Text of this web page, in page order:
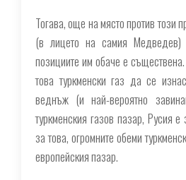
Тогава, още на място против този
(в лицето на самия Медведев)
позициите им обаче е
това туркменски газ да се
веднъж (и най-вероятно
туркменския газов пазар, Русия
за това, огромните обеми
европейския пазар.